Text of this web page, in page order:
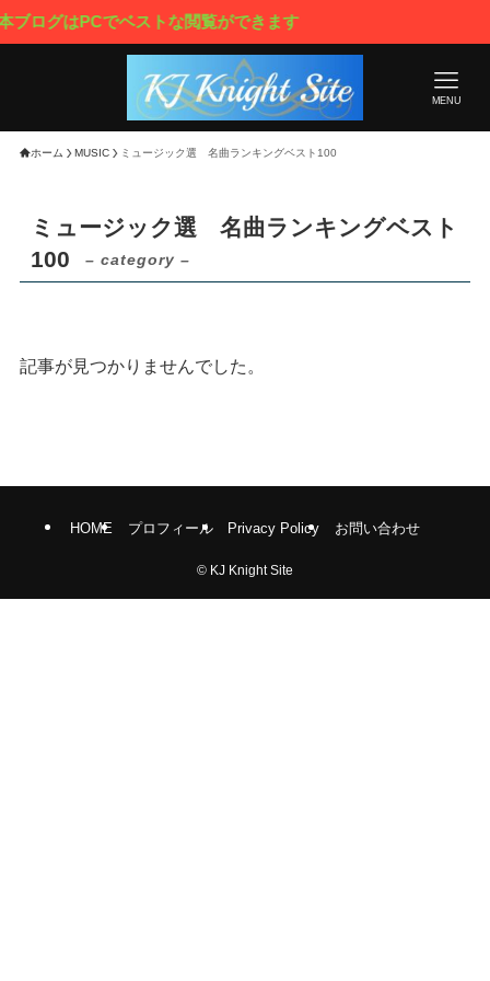
ブログはPCでベストな閲覧ができます
MENU
ホーム MUSIC ミュージック選 名曲ランキングベスト100
ミュージック選 名曲ランキングベスト
100
– category –
記事が見つかりませんでした。
HOME プロフィール Privacy Policy お問い合わせ
© KJ Knight Site